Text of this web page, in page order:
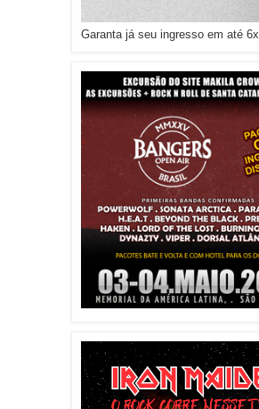
Garanta já seu ingresso em até 6x